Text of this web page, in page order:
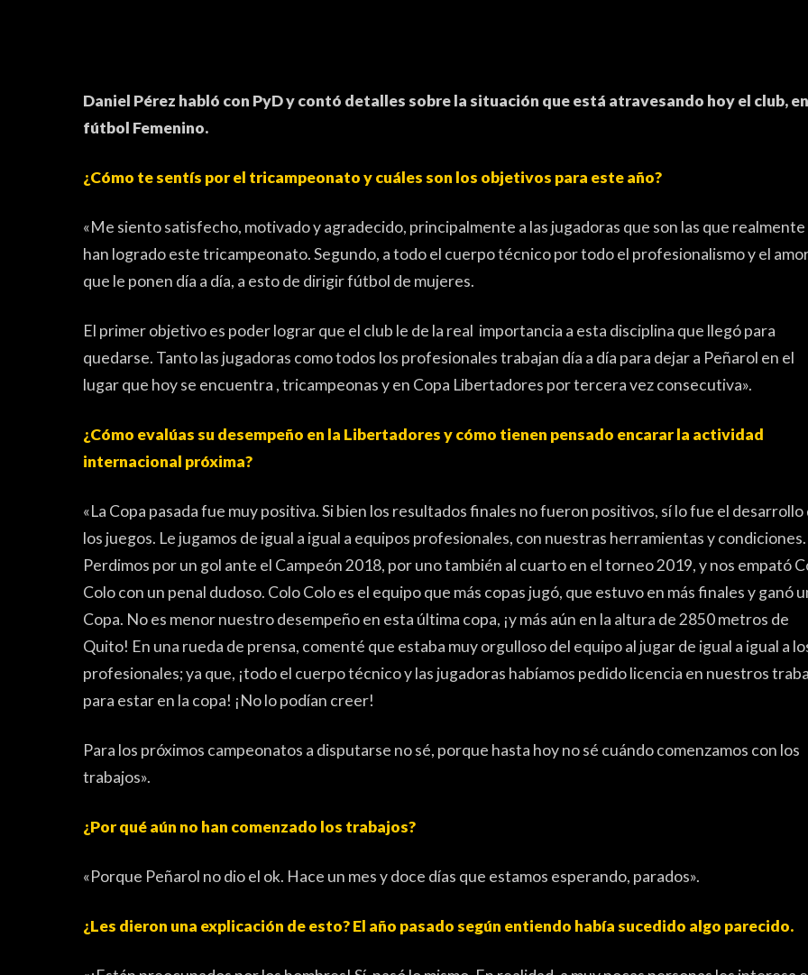
FÚTBOL FEMENINO
FUTSAL
OTROS
MÁS DE PYD
FORO
Daniel Pérez habló con PyD y contó detalles sobre la situación que está atravesando hoy el club,
fútbol Femenino.
¿Cómo te sentís por el tricampeonato y cuáles son los objetivos para este año?
«Me siento satisfecho, motivado y agradecido, principalmente a las jugadoras que son las que realmente
han logrado este tricampeonato. Segundo, a todo el cuerpo técnico por todo el profesionalismo y el
que le ponen día a día, a esto de dirigir fútbol de mujeres.
El primer objetivo es poder lograr que el club le de la real importancia a esta disciplina que llegó para
quedarse. Tanto las jugadoras como todos los profesionales trabajan día a día para dejar a Peñarol en el
lugar que hoy se encuentra , tricampeonas y en Copa Libertadores por tercera vez consecutiva».
¿Cómo evalúas su desempeño en la Libertadores y cómo tienen pensado encarar la actividad
internacional próxima?
«La Copa pasada fue muy positiva. Si bien los resultados finales no fueron positivos, sí lo fue el desarrollo
los juegos. Le jugamos de igual a igual a equipos profesionales, con nuestras herramientas y condiciones.
Perdimos por un gol ante el Campeón 2018, por uno también al cuarto en el torneo 2019, y nos empató
Colo con un penal dudoso. Colo Colo es el equipo que más copas jugó, que estuvo en más finales y ganó
Copa. No es menor nuestro desempeño en esta última copa, ¡y más aún en la altura de 2850 metros de
Quito! En una rueda de prensa, comenté que estaba muy orgulloso del equipo al jugar de igual a igual a
profesionales; ya que, ¡todo el cuerpo técnico y las jugadoras habíamos pedido licencia en nuestros
para estar en la copa! ¡No lo podían creer!
Para los próximos campeonatos a disputarse no sé, porque hasta hoy no sé cuándo comenzamos con los
trabajos».
¿Por qué aún no han comenzado los trabajos?
«Porque Peñarol no dio el ok. Hace un mes y doce días que estamos esperando, parados».
¿Les dieron una explicación de esto? El año pasado según entiendo había sucedido algo parecido.